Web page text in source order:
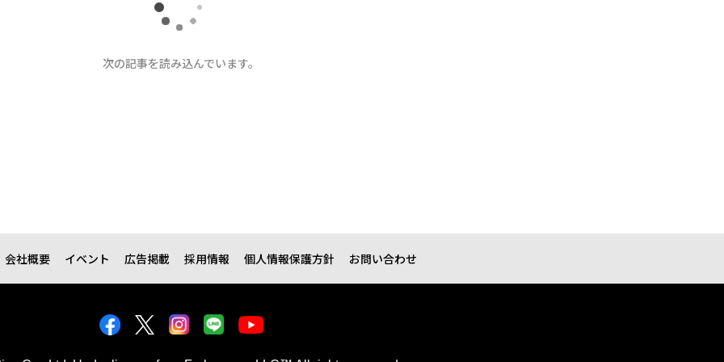
次の記事を読み込んでいます。
会社概要 イベント 広告掲載 採用情報 個人情報保護方針 お問い合わせ